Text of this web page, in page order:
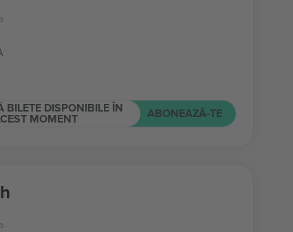
BILETE DISPONIBILE ÎN
MOMENT ABONEAZĂ-TE